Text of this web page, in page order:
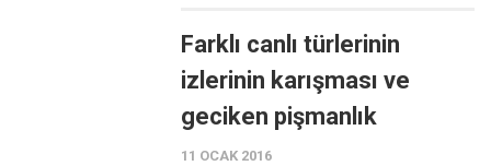
Abone olmak istiyorum
Farklı canlı türlerinin
izlerinin karışması ve
geciken pişmanlık
11 OCAK 2016